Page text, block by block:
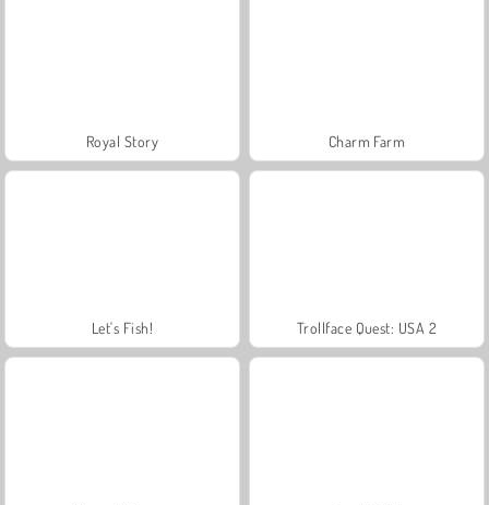
Royal Story Charm Farm
Let's Fish! Trollface Quest: USA 2